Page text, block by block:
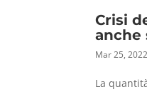
Crisi
anche
Mar 25, 2022
La